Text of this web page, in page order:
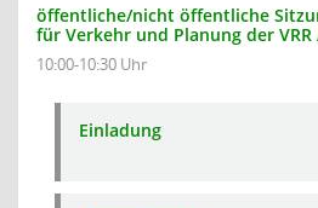
öffentliche/nicht öffentliche
für Verkehr und Planung der VRR
10:00-10:30 Uhr
Einladung